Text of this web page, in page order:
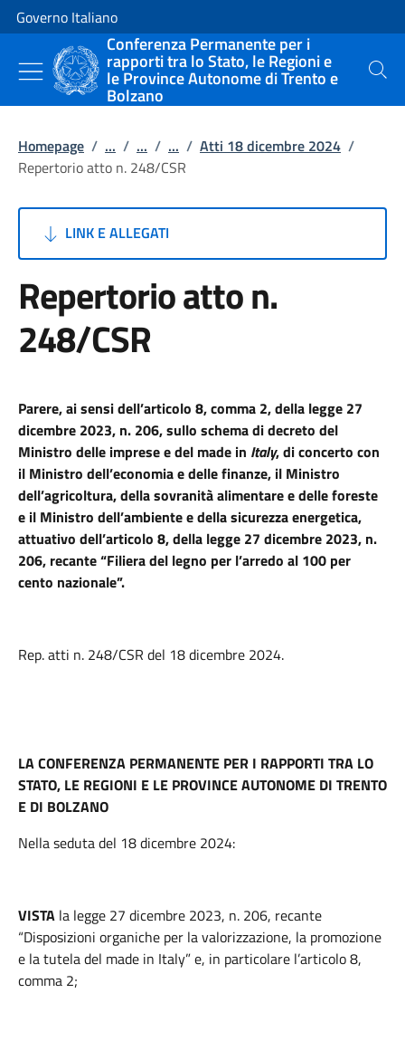
Vai al contenuto
Vai alla navigazione del sito
Governo Italiano
Conferenza Permanente per i
rapporti tra lo Stato, le Regioni e
le Province Autonome di Trento e
Bolzano
Cerca
Homepage / ... / ... / ... / Atti 18 dicembre 2024 /
Repertorio atto n. 248/CSR
LINK E ALLEGATI
Repertorio atto n.
248/CSR
Parere, ai sensi dell’articolo 8, comma 2, della legge 27
dicembre 2023, n. 206, sullo schema di decreto del
Ministro delle imprese e del made in Italy, di concerto con
il Ministro dell’economia e delle finanze, il Ministro
dell’agricoltura, della sovranità alimentare e delle foreste
e il Ministro dell’ambiente e della sicurezza energetica,
attuativo dell’articolo 8, della legge 27 dicembre 2023, n.
206, recante “Filiera del legno per l’arredo al 100 per
cento nazionale”.
Rep. atti n. 248/CSR del 18 dicembre 2024.
LA CONFERENZA PERMANENTE PER I RAPPORTI TRA LO
STATO, LE REGIONI E LE PROVINCE AUTONOME DI TRENTO
E DI BOLZANO
Nella seduta del 18 dicembre 2024:
VISTA la legge 27 dicembre 2023, n. 206, recante
“Disposizioni organiche per la valorizzazione, la promozione
e la tutela del made in Italy” e, in particolare l’articolo 8,
comma 2;